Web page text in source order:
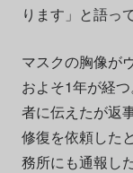
ります」と語っ
マスクの胸像が
およそ1年が経
者に伝えたが返
修復を依頼した
務所にも通報し